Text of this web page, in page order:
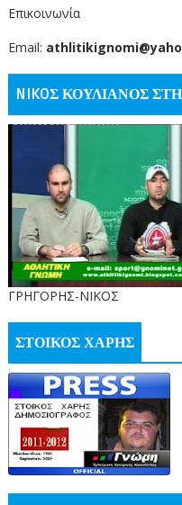
Επικοινωνία
Email:
NIKOΣ ΚΟΥΛΙΑΝΟΣ
ΓΡΗΓΟΡΗΣ-ΝΙΚΟΣ
ΣΤΟΙΚΟΣ ΧΑΡΗΣ